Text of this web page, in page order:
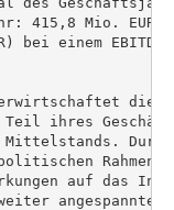
415,8 Mio.
bei einem
die
Teil ihres
Mittelstands.
auf das